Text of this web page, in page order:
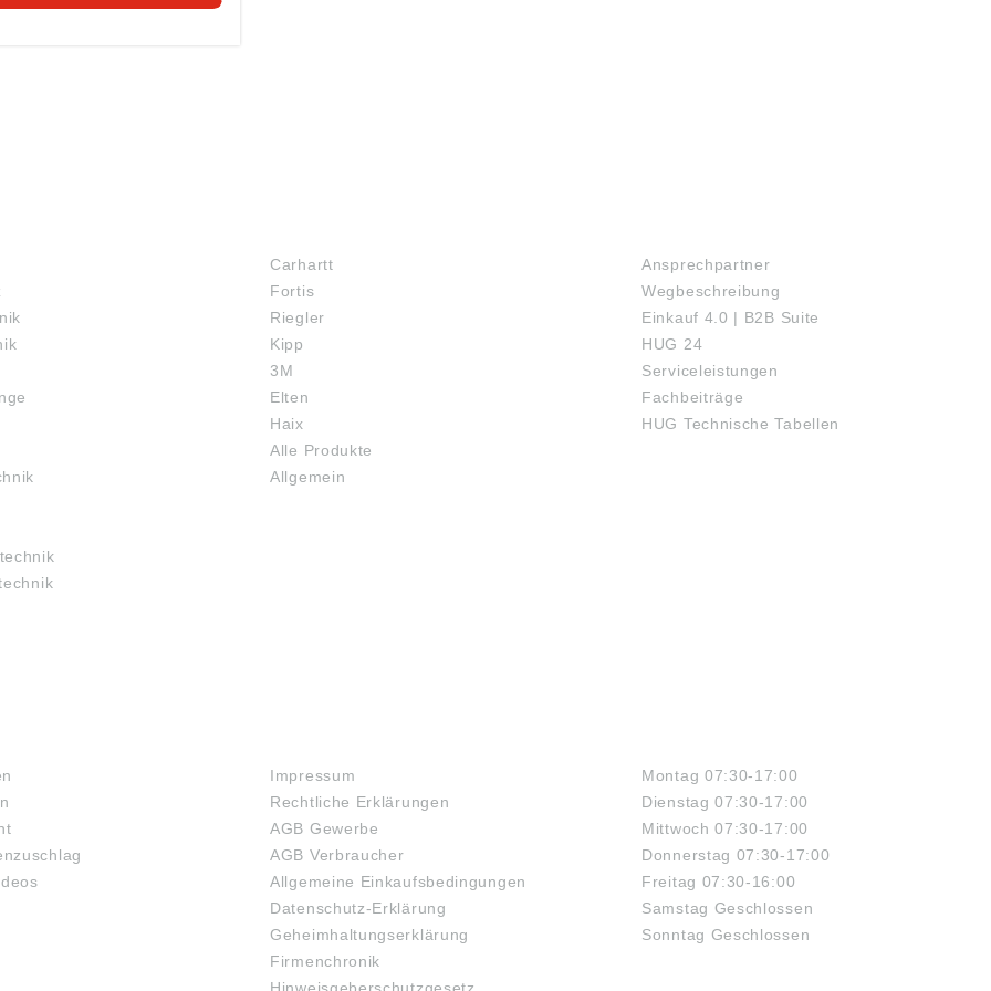
Carhartt
Fortis
Riegler
Kipp
3M
Elten
Haix
Alle Produkte
Allgemein
Ansprechpartner
Wegbeschreibung
Einkauf 4.0 | B2B Suite
HUG 24
Serviceleistungen
Fachbeiträge
HUG Technische Tabellen
Impressum
Rechtliche Erklärungen
AGB Gewerbe
AGB Verbraucher
Allgemeine Einkaufsbedingungen
Datenschutz-Erklärung
Geheimhaltungserklärung
Firmenchronik
Montag 07:30-17:00
Dienstag 07:30-17:00
Mittwoch 07:30-17:00
Donnerstag 07:30-17:00
Freitag 07:30-16:00
Samstag Geschlossen
Sonntag Geschlossen